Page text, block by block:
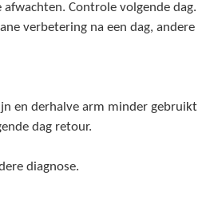
Controle volgende dag.
verbetering na een dag, andere
en derhalve arm minder gebruikt
dag retour.
diagnose.